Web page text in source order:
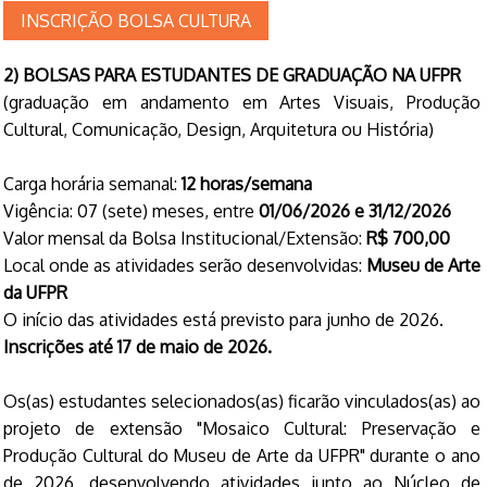
INSCRIÇÃO BOLSA CULTURA
2) BOLSAS PARA ESTUDANTES DE GRADUAÇÃO NA UFPR
(graduação em andamento em Artes Visuais, Produção
Cultural, Comunicação, Design, Arquitetura ou História)
Carga horária semanal:12 horas/semana
Vigência: 07 (sete) meses, entre 01/06/2026 e 31/12/2026
Valor mensal da Bolsa Institucional/Extensão: R$ 700,00
Local onde as atividades serão desenvolvidas: Museu de Arte
da UFPR
O início das atividades está previsto para junho de 2026.
Inscrições até 17 de maio de 2026.
Os(as) estudantes selecionados(as) ficarão vinculados(as) ao
projeto de extensão "Mosaico Cultural: Preservação e
Produção Cultural do Museu de Arte da UFPR" durante o ano
de 2026, desenvolvendo atividades junto ao Núcleo de